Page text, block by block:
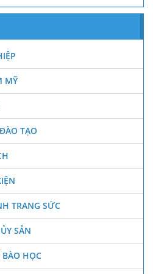
MỸ
TẠO
TRANG SỨC
SẢN
HỌC